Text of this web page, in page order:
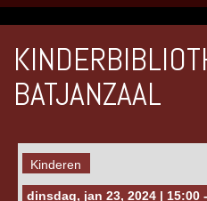
BATJANZAAL
Kinderen
dinsdag, jan 23, 2024 | 15:00